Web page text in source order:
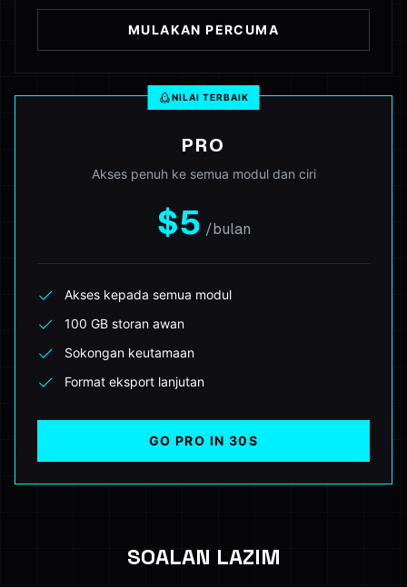
MULAKAN PERCUMA
NILAI TERBAIK
PRO
Akses penuh ke semua modul dan ciri
$5 /bulan
Akses kepada semua modul
100 GB storan awan
Sokongan keutamaan
Format eksport lanjutan
GO PRO IN 30S
SOALAN LAZIM